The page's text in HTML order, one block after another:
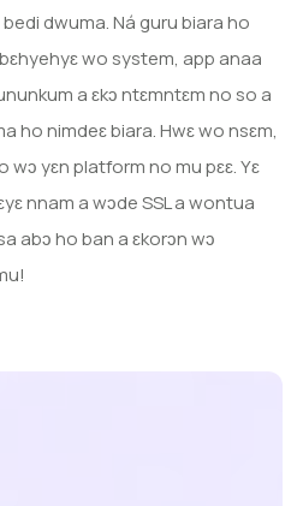
dwuma. Ná guru biara ho
wo system, app anaa
a ɛkɔ ntɛmntɛm no so a
ho nimdeɛ biara. Hwɛ wo nsɛm,
yɛn platform no mu pɛɛ. Yɛ
nnam a wɔde SSL a wontua
abɔ ho ban a ɛkorɔn wɔ